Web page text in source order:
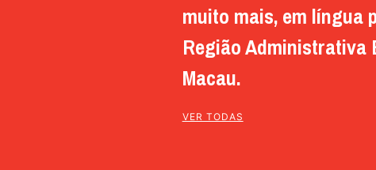
muito mais, em língua
Região Administrativa
Macau.
VER TODAS